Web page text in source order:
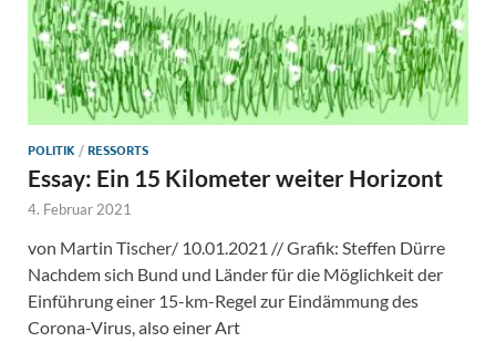
POLITIK/RESSORTS
Essay: Ein 15 Kilometer weiter Horizont
4. Februar 2021
von Martin Tischer/ 10.01.2021 // Grafik: Steffen Dürre
Nachdem sich Bund und Länder für die Möglichkeit der
Einführung einer 15-km-Regel zur Eindämmung des
Corona-Virus, also einer Art